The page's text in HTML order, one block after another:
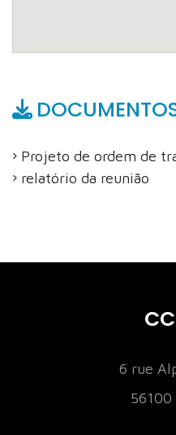
Projeto de ordem de
relatório da reunião
6 rue